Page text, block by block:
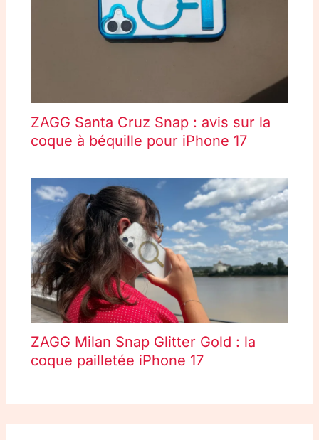
ZAGG Santa Cruz Snap : avis sur la
coque à béquille pour iPhone 17
ZAGG Milan Snap Glitter Gold : la
coque pailletée iPhone 17